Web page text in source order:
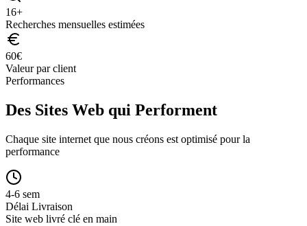
16+
Recherches mensuelles estimées
60€
Valeur par client
Performances
Des Sites Web qui Performent
Chaque site internet que nous créons est optimisé pour la
performance
4-6 sem
Délai Livraison
Site web livré clé en main